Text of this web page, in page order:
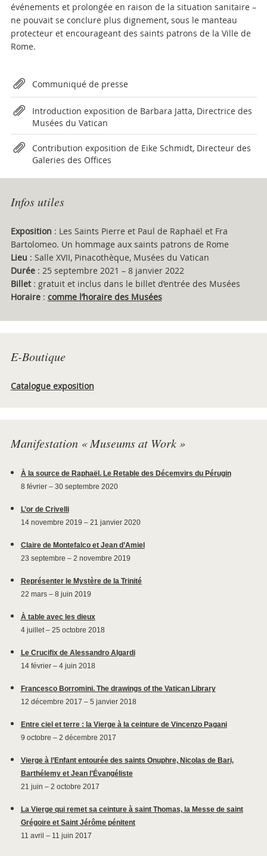
événements et prolongée en raison de la situation sanitaire –
ne pouvait se conclure plus dignement, sous le manteau
protecteur et encourageant des saints patrons de la Ville de
Rome.
Attachments
Communiqué de presse
Introduction exposition de Barbara Jatta, Directrice des
Musées du Vatican
Contribution exposition de Eike Schmidt, Directeur des
Galeries des Offices
Infos utiles
Exposition : Les Saints Pierre et Paul de Raphaël et Fra
Bartolomeo. Un hommage aux saints patrons de Rome
Lieu : Salle XVII, Pinacothèque, Musées du Vatican
Durée: 25 septembre 2021 – 8 janvier 2022
Billet: gratuit et inclus dans le billet d’entrée des Musées
Horaire: comme l’horaire des Musées
E-Boutique
Catalogue exposition
Manifestation « Museums at Work »
À la source de Raphaël. Le Retable des Décemvirs du Pérugin
8 février – 30 septembre 2020
L’or de Crivelli
14 novembre 2019 – 21 janvier 2020
Claire de Montefalco et Jean d’Amiel
23 septembre – 2 novembre 2019
Représenter le Mystère de la Trinité
22 mars – 8 juin 2019
À table avec les dieux
4 juillet – 25 octobre 2018
Le Crucifix de Alessandro Algardi
14 février – 4 juin 2018
Francesco Borromini. The drawings of the Vatican Library
12 décembre 2017 – 5 janvier 2018
Entre ciel et terre : la Vierge à la ceinture de Vincenzo Pagani
9 octobre – 2 décembre 2017
Vierge à l’Enfant entourée des saints Onuphre, Nicolas de Bari,
Barthélemy et Jean l’Évangéliste
21 juin – 2 octobre 2017
La Vierge qui remet sa ceinture à saint Thomas, la Messe de saint
Grégoire et Saint Jérôme pénitent
11 avril – 11 juin 2017